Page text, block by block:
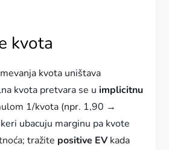
kvota
kvota uništava
kvota pretvara se uimplicitnu
1/kvota (npr. 1,90 →
ubacuju marginu pa kvote
tražite positive EV kada